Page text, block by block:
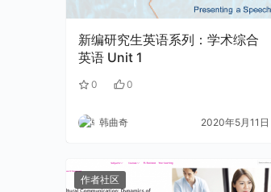
新编研究生英语系列：学术综合
英语 Unit 1
0 0
韩曲奇 2020年5月11日
作者社区